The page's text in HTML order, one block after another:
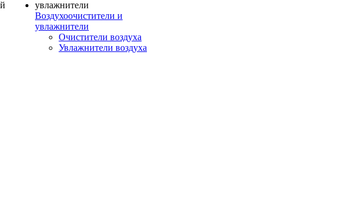
Воздухоочистители и
увлажнители
Очистители воздуха
Увлажнители воздуха